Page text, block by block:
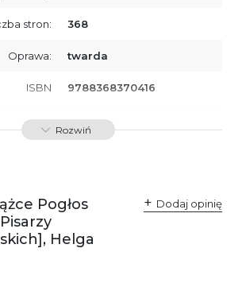
stron: 368
Oprawa: twarda
ISBN 9788368370416
SKU: K800912
Rozwiń
Pogłos
Helga
Dodaj opinię